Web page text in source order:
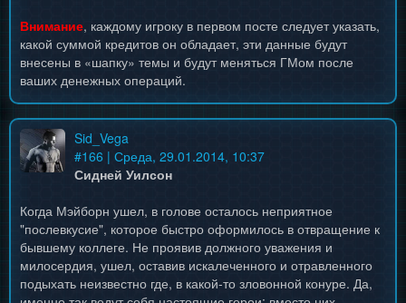
Внимание, каждому игроку в первом посте следует указать,
какой суммой кредитов он обладает, эти данные будут
внесены в «шапку» темы и будут меняться ГМом после
ваших денежных операций.
Sid_Vega
#166 | Среда, 29.01.2014, 10:37
Сидней Уилсон
Когда Мэйборн ушел, в голове осталось неприятное
"послевкусие", которое быстро оформилось в отвращение к
бывшему коллеге. Не проявив должного уважения и
милосердия, ушел, оставив искалеченного и отравленного
подыхать неизвестно где, в какой-то зловонной конуре. Да,